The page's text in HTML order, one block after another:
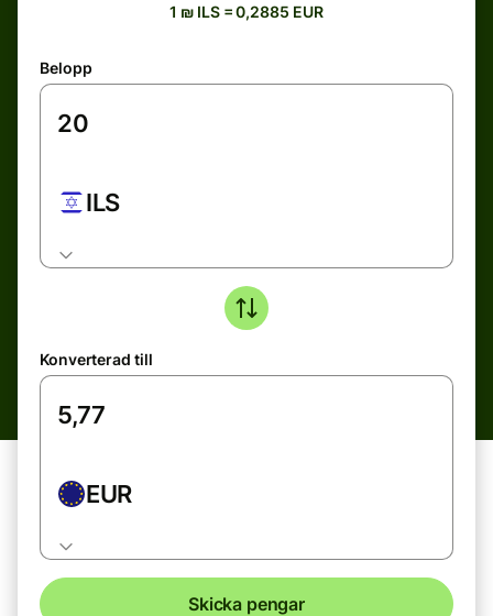
1 ₪ ILS = 0,2885 EUR
Belopp
ILS
Konverterad till
EUR
Skicka pengar